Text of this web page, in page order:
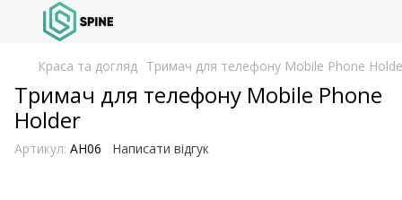
Краса та догляд Тримач для телефону Mobile Phone
Тримач для телефону Mobile Phone
Holder
Артикул: AH06 Написати відгук